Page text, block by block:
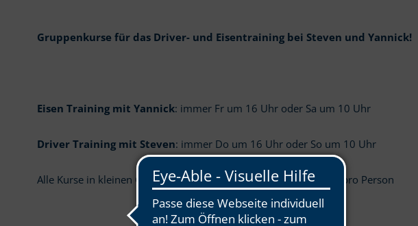
Gruppenkurse für das Driver- und Eisentraining bei Steven und Yannick!
Eisen Training mit Yannick: immer Fr um 16 Uhr oder Sa um 10 Uhr
Driver Training mit Steven: immer Do um 16 Uhr oder So um 10 Uhr
Alle Kurse in kleinen Gruppen (max. 4 Teilnehmer), 60 min., 45€ pro Person